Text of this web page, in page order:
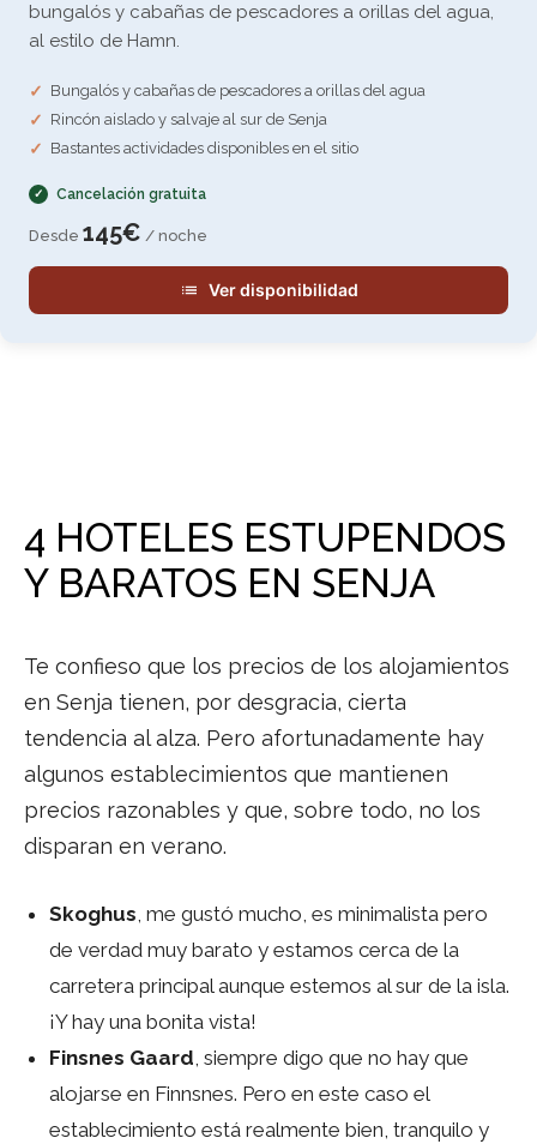
bungalós y cabañas de pescadores a orillas del agua,
al estilo de Hamn.
Bungalós y cabañas de pescadores a orillas del agua
Rincón aislado y salvaje al sur de Senja
Bastantes actividades disponibles en el sitio
Cancelación gratuita
Desde 145€ / noche
Ver disponibilidad
4 HOTELES ESTUPENDOS
Y BARATOS EN SENJA
Te confieso que los precios de los alojamientos
en Senja tienen, por desgracia, cierta
tendencia al alza. Pero afortunadamente hay
algunos establecimientos que mantienen
precios razonables y que, sobre todo, no los
disparan en verano.
Skoghus, me gustó mucho, es minimalista pero
de verdad muy barato y estamos cerca de la
carretera principal aunque estemos al sur de la isla.
¡Y hay una bonita vista!
Finsnes Gaard, siempre digo que no hay que
alojarse en Finnsnes. Pero en este caso el
establecimiento está realmente bien, tranquilo y